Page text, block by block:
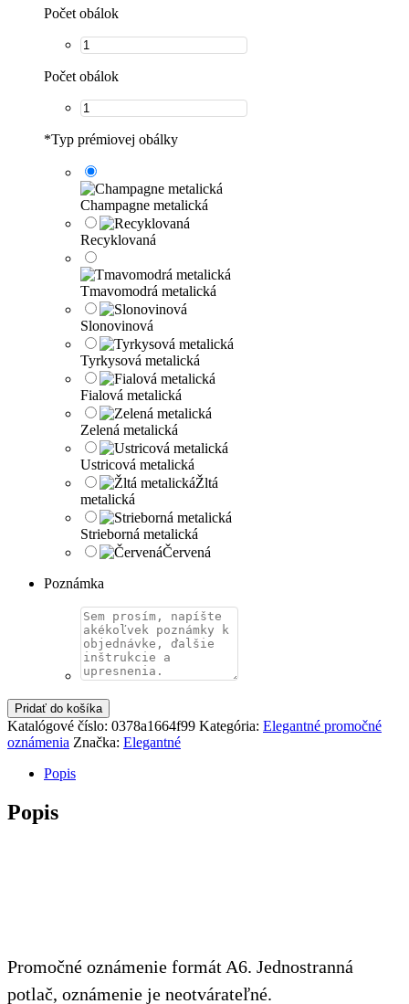
Počet obálok
Počet obálok
*Typ prémiovej obálky
Champagne metalická
Recyklovaná
Tmavomodrá metalická
Slonovinová
Tyrkysová metalická
Fialová metalická
Zelená metalická
Ustricová metalická
Žltá
metalická
Strieborná metalická
Červená
Poznámka
Pridať do košíka
Katalógové číslo: 0378a1664f99 Kategória: Elegantné promočné
oznámenia Značka: Elegantné
Popis
Popis
Promočné oznámenie formát A6. Jednostranná
potlač, oznámenie je neotvárateľné.